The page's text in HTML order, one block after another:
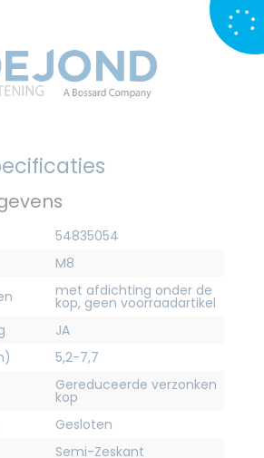
54835054
M8
met afdichting onder de
kop, geen voorraadartikel
JA
5,2-7,7
Gereduceerde verzonken
kop
Gesloten
Semi-Zeskant